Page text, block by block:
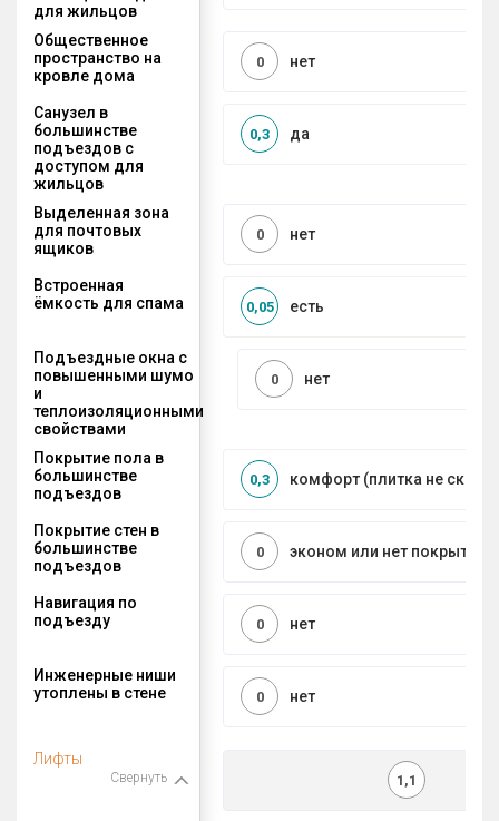
для жильцов
Общественное
пространство на
кровле дома
нет
0
Санузел в
большинстве
подъездов с
доступом для
жильцов
да
0,3
Выделенная зона
для почтовых
ящиков
нет
0
Встроенная
ёмкость для спама
есть
0,05
Подъездные окна с
повышенными шумо
и
теплоизоляционными
свойствами
нет
0
Покрытие пола в
большинстве
подъездов
комфорт (плитка не
0,3
Покрытие стен в
большинстве
подъездов
эконом или нет покрытия
0
Навигация по
подъезду
нет
0
Инженерные ниши
утоплены в стене
нет
0
Лифты
Свернуть 1,1